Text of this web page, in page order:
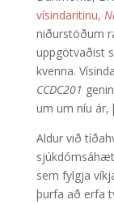
vísindaritinu,
niðurstöðum
uppgötvaðist
kvenna.
CCDC201
um um níu ár,
Aldur við
sem fylgja
þurfa að erfa